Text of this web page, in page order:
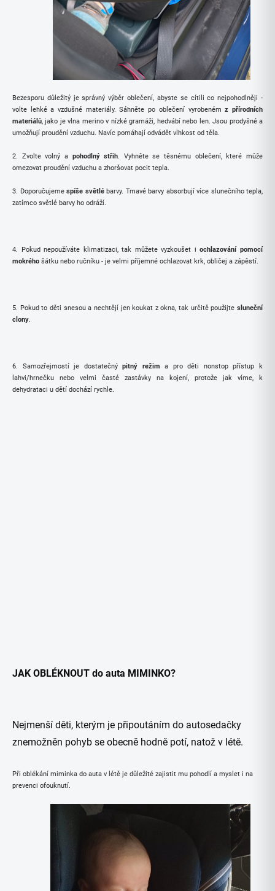
Bezesporu důležitý je správný výběr oblečení, abyste se cítili co nejpohodlněji -
volte lehké a vzdušné materiály. Sáhněte po oblečení vyrobenémz přírodních
materiálů, jako je vlna merino v nízké gramáži, hedvábí nebo len. Jsou prodyšné a
umožňují proudění vzduchu. Navíc pomáhají odvádět vlhkost od těla.
2. Zvolte volný a pohodlný střih. Vyhněte se těsnému oblečení, které může
omezovat proudění vzduchu a zhoršovat pocit tepla.
3. Doporučujeme spíše světlébarvy. Tmavé barvy absorbují více slunečního tepla,
zatímco světlé barvy ho odráží.
4. Pokud nepoužíváte klimatizaci, tak můžete vyzkoušet iochlazování pomocí
mokrého šátku nebo ručníku - je velmi příjemné ochlazovat krk, obličej a zápěstí.
5. Pokud to děti snesou a nechtějí jen koukat z okna, tak určitě použijte sluneční
clony.
6. Samozřejmostí je dostatečnýpitný režim a pro děti nonstop přístup k
lahvi/hrnečku nebo velmi časté zastávky na kojení, protože jak víme, k
dehydrataci u dětí dochází rychle.
JAK OBLÉKNOUT do auta MIMINKO?
Nejmenší děti, kterým je připoutáním do autosedačky
znemožněn pohyb se obecně hodně potí, natož v létě.
Při oblékání miminka do auta v létě je důležité zajistit mu pohodlí a myslet i na
prevenci ofouknutí.